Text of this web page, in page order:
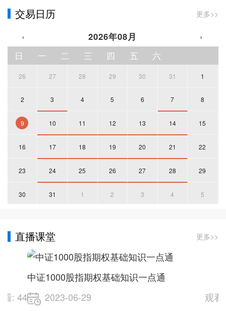
交易日历 更多>>
‹ 2026年08月
›
日
一 二 三 四 五 六
26 27 28 29 30 31 1
2 3 4 5 6 7 8
9 10 11 12 13 14 15
16 17 18 19 20 21 22
23 24 25 26 27 28 29
30 31 1 2 3 4 5
直播课堂 更多>>
: 44
中证1000股指期权基础知识一点通
2023-06-29
观看: